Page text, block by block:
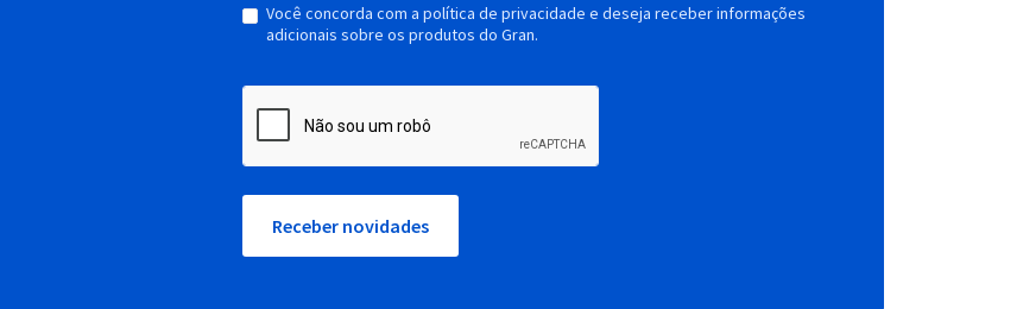
Você concorda com a política de privacidade e deseja receber informações
adicionais sobre os produtos do Gran.
Receber novidades